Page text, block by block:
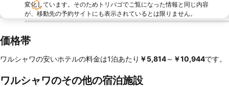
変化しています。そのためトリバゴでご覧になった情報と同じ内容
が、移動先の予約サイトにも表示されているとは限りません。
価格帯
ワルシャワの安いホテルの料金は1泊あたり ‎￥5,814～ ‎￥10,944です。
ワルシャワのその他の宿泊施設